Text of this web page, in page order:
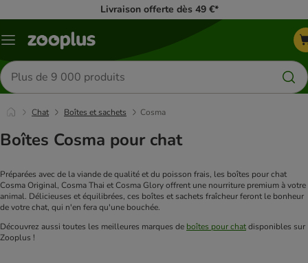
Livraison offerte dès 49 €*
Menu
Rechercher
des
produits
Chat Boîtes et sachets Cosma
Boîtes Cosma pour chat
Préparées avec de la viande de qualité et du poisson frais, les boîtes pour chat
Cosma Original, Cosma Thai et Cosma Glory offrent une nourriture premium à votre
animal. Délicieuses et équilibrées, ces boîtes et sachets fraîcheur feront le bonheur
de votre chat, qui n'en fera qu'une bouchée.
Découvrez aussi toutes les meilleures marques de boîtes pour chat disponibles sur
Zooplus !